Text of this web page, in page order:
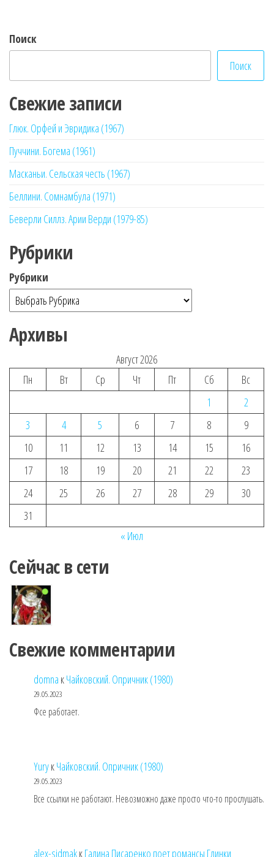
Поиск
Поиск
Свежие записи
Глюк. Орфей и Эвридика (1967)
Пуччини. Богема (1961)
Масканьи. Сельская честь (1967)
Беллини. Сомнамбула (1971)
Беверли Силлз. Арии Верди (1979-85)
Рубрики
Рубрики
Архивы
Август 2026
Пн
Вт Ср Чт Пт Сб
Вс
1
2
3
4 5 6 7 8
9
10
11 12 13 14 15
16
17
18 19 20 21 22
23
24
25 26 27 28 29
30
31
« Июл
Сейчас в сети
Свежие комментарии
domna кЧайковский. Опричник (1980)
29.05.2023
Фсе работает.
YuryкЧайковский. Опричник (1980)
29.05.2023
Все ссылки не работают. Невозможно даже просто что-то прослушать.
alex-sidmakкГалина Писаренко поет романсы Глинки